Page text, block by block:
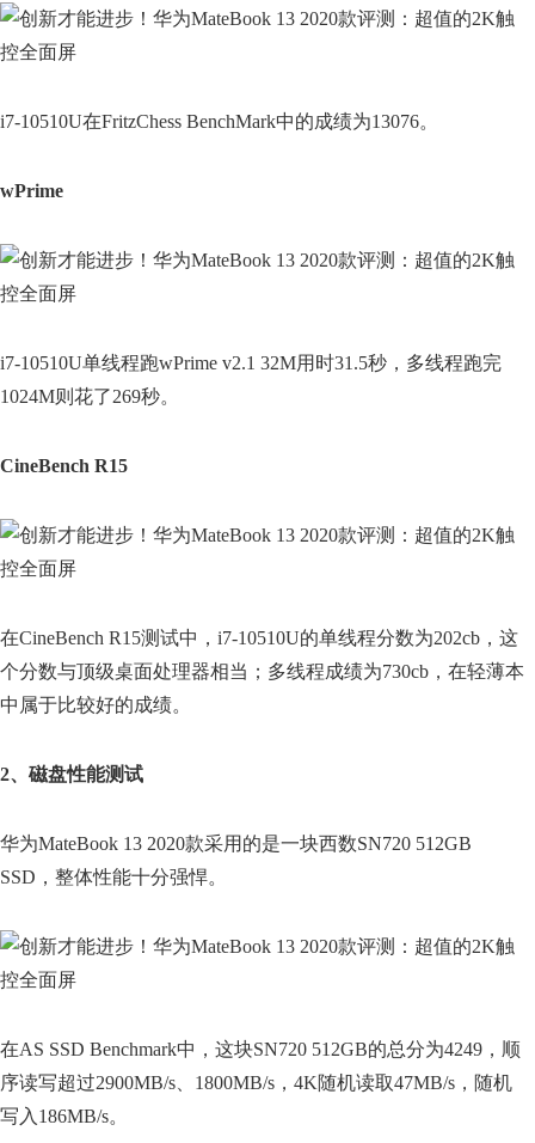
i7-10510U在FritzChess BenchMark中的成绩为13076。
wPrime
i7-10510U单线程跑wPrime v2.1 32M用时31.5秒，多线程跑完
1024M则花了269秒。
CineBench R15
在CineBench R15测试中，i7-10510U的单线程分数为202cb，这
个分数与顶级桌面处理器相当；多线程成绩为730cb，在轻薄本
中属于比较好的成绩。
2、磁盘性能测试
华为MateBook 13 2020款采用的是一块西数SN720 512GB
SSD，整体性能十分强悍。
在AS SSD Benchmark中，这块SN720 512GB的总分为4249，顺
序读写超过2900MB/s、1800MB/s，4K随机读取47MB/s，随机
写入186MB/s。